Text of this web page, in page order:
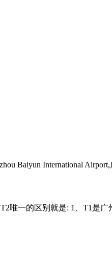
Baiyun International
唯一的区别就是: 1、T1是